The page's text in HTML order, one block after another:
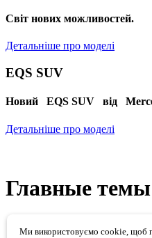
Cвіт нових можливостей.
Детальніше про моделі
EQS SUV
Новий EQS SUV від
Детальніше про моделі
Главные темы
Ми використовуємо cookie, щоб